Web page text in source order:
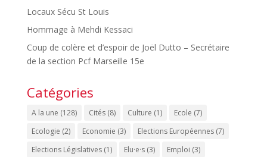
Locaux Sécu St Louis
Hommage à Mehdi Kessaci
Coup de colère et d’espoir de Joël Dutto – Secrétaire
de la section Pcf Marseille 15e
Catégories
A la une (128) Cités(8) Culture (1) Ecole (7)
Ecologie (2) Economie (3) Elections Européennes(7)
Elections Législatives(1) Elu·e·s(3) Emploi (3)